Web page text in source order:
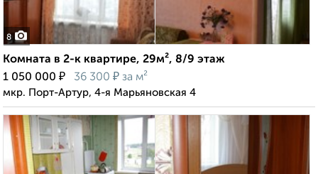
8
Комната в 2-к квартире, 29м², 8/9 этаж
1 050 000 ₽ 36 300 ₽ за м²
мкр. Порт-Артур, 4-я Марьяновская 4